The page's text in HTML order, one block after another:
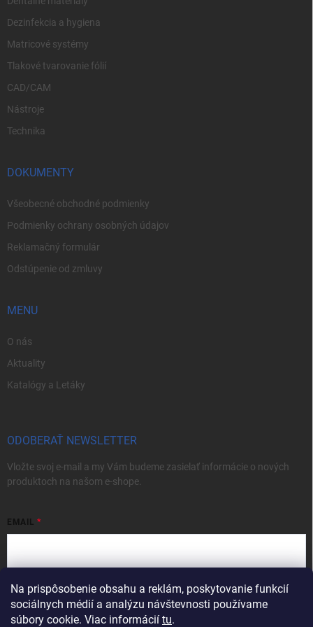
Na prispôsobenie obsahu a reklám, poskytovanie funkcií
sociálnych médií a analýzu návštevnosti používame
súbory cookie. Viac informácií tu.
Dezinfekcia a hygiena
Matricové systémy
Tlakové tvarovanie fólií
CAD/CAM
Nástroje
Technika
DOKUMENTY
Všeobecné obchodné podmienky
Podmienky ochrany osobných údajov
Reklamačný formulár
Odstúpenie od zmluvy
MENU
O nás
Aktuality
Katalógy a Letáky
ODOBERAŤ NEWSLETTER
Vložte svoj e-mail a my Vám budeme zasielať informácie o nových
produktoch na našom e-shope.
EMAIL
Vložením e-mailu súhlasíte spodmienkami ochrany osobných údajov
Prihlásiť sa